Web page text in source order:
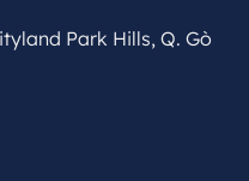
Park Hills, Q. Gò